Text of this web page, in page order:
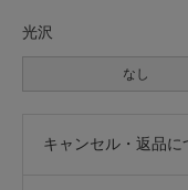
光沢
なし
キャンセル・返品に